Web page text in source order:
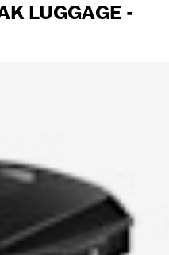
LUGGAGE -